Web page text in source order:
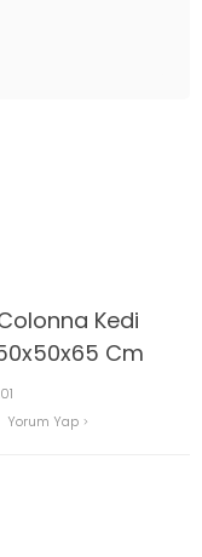
Kedi
Cm
Yorum Yap